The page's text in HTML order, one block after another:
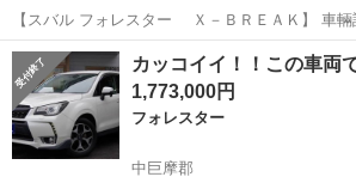
【スバル フォレスター Ｘ－ＢＲＥＡＫ】 車輛詳細URL ↓↓
https://www.otoron.jp/lists/detail?carno=040718 ☆★☆リピーター様限
定キャンペーン実施中☆★☆...
山梨 南巨摩郡 フォレスター オトロン
カッコイイ！！この車両
1,773,000円
フォレスター
中巨摩郡